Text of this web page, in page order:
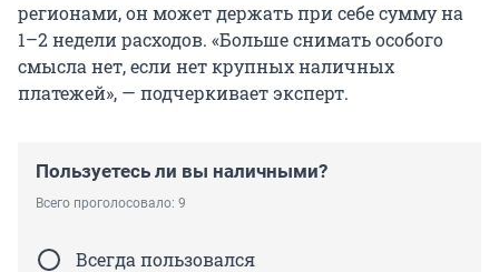
регионами, он может держать при себе сумму на
1–2 недели расходов. «Больше снимать особого
смысла нет, если нет крупных наличных
платежей», — подчеркивает эксперт.
Пользуетесь ли вы наличными?
Всего проголосовало: 9
Всегда пользовался